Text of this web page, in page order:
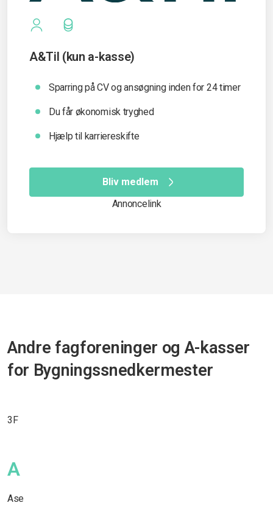
A&Til (kun a-kasse)
Sparring på CV og ansøgning inden for 24 timer
Du får økonomisk tryghed
Hjælp til karriereskifte
Bliv medlem
Annoncelink
Andre fagforeninger og A-kasser
for Bygningssnedkermester
3F
A
Ase